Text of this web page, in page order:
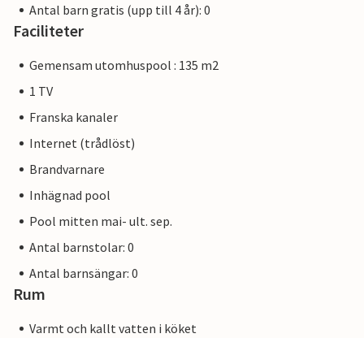
Antal barn gratis (upp till 4 år): 0
Faciliteter
Gemensam utomhuspool : 135 m2
1 TV
Franska kanaler
Internet (trådlöst)
Brandvarnare
Inhägnad pool
Pool mitten mai- ult. sep.
Antal barnstolar: 0
Antal barnsängar: 0
Rum
Varmt och kallt vatten i köket